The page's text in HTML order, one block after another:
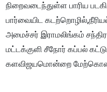
நிறைவடைந்துள்ள பாரிய
பார்வையிட
அமைச்சர் இராமலிங்கம்
மட்டக்குளி சீநோர் கப்பல்
களவிஜயமொன்றை